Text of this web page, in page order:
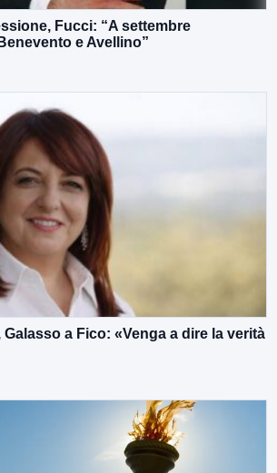
Fucci: “A settembre
e Avellino”
Galasso a Fico: «Venga a dire la verità